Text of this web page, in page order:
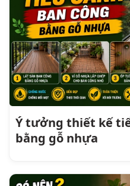
Ý tưởng thiết kế
bằng gỗ nhựa